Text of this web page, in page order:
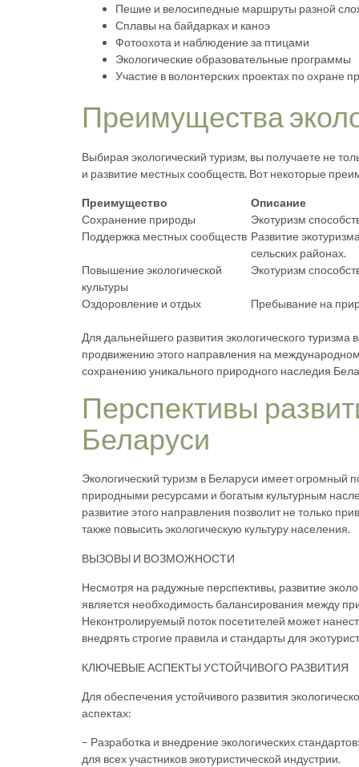
Пешие и велосипедные маршруты разной
Сплавы на байдарках и каноэ
Фотоохота и наблюдение за птицами
Экологические образовательные программы
Участие в волонтерских проектах по охране
Преимущества
Выбирая экологический туризм, вы получаете не
и развитие местных сообществ. Вот некоторые
Преимущество
Описание
Сохранение природы
Экотуризм
Поддержка местных сообществ Развитие
сельских районах.
Повышение экологической
культуры
Экотуризм
Оздоровление и отдых Пребывание на
Для дальнейшего развития экологического
продвижению этого направления на международном
сохранению уникального природного наследия
Перспективы
Беларуси
Экологический туризм в Беларуси имеет огромный
природными ресурсами и богатым культурным
развитие этого направления позволит не только
также повысить экологическую культуру населения.
ВЫЗОВЫ И ВОЗМОЖНОСТИ
Несмотря на радужные перспективы, развитие
является необходимость балансирования между
Неконтролируемый поток посетителей может
внедрять строгие правила и стандарты для
КЛЮЧЕВЫЕ АСПЕКТЫ УСТОЙЧИВОГО РАЗВИТИЯ
Для обеспечения устойчивого развития
аспектах:
– Разработка и внедрение экологических
для всех участников экотуристической индустрии.